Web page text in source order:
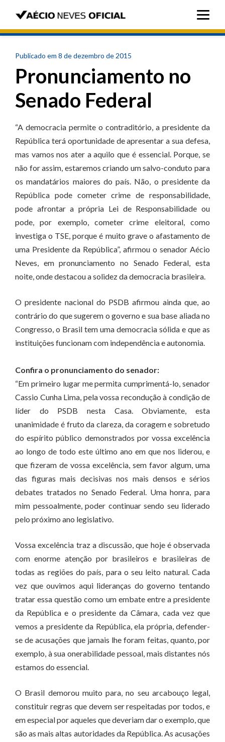
Publicado em 8 de dezembro de 2015
Pronunciamento no
Senado Federal
“A democracia permite o contraditório, a presidente da
República terá oportunidade de apresentar a sua defesa,
mas vamos nos ater a aquilo que é essencial. Porque, se
não for assim, estaremos criando um salvo-conduto para
os mandatários maiores do país. Não, o presidente da
República pode cometer crime de responsabilidade,
pode afrontar a própria Lei de Responsabilidade ou
pode, por exemplo, cometer crime eleitoral, como
investiga o TSE, porque é muito grave o afastamento de
uma Presidente da República”, afirmou o senador Aécio
Neves, em pronunciamento no Senado Federal, esta
noite, onde destacou a solidez da democracia brasileira.
O presidente nacional do PSDB afirmou ainda que, ao
contrário do que sugerem o governo e sua base aliada no
Congresso, o Brasil tem uma democracia sólida e que as
instituições funcionam com independência e autonomia.
Confira o pronunciamento do senador:
“Em primeiro lugar me permita cumprimentá-lo, senador
Cassio Cunha Lima, pela vossa recondução à condição de
líder do PSDB nesta Casa. Obviamente, esta
unanimidade é fruto da clareza, da coragem e sobretudo
do espírito público demonstrados por vossa excelência
ao longo de todo este último ano em que nos liderou, e
que fizeram de vossa excelência, sem favor algum, uma
das figuras mais decisivas nos mais densos e sérios
debates tratados no Senado Federal. Uma honra, para
mim pessoalmente, poder continuar sendo seu liderado
pelo próximo ano legislativo.
Vossa excelência traz a discussão, que hoje é observada
com enorme atenção por brasileiros e brasileiras de
todas as regiões do país, para o seu leito natural. Cada
vez que ouvimos aqui lideranças do governo tentando
tratar essa questão como um embate entre a presidente
da República e o presidente da Câmara, cada vez que
vemos a presidente da República, ela própria, defender-
se de acusações que jamais lhe foram feitas, quanto, por
exemplo, à sua onerabilidade pessoal, mais distantes nós
estamos do essencial.
O Brasil demorou muito para, no seu arcabouço legal,
constituir regras que devem ser respeitadas por todos, e
em especial por aqueles que deveriam dar o exemplo, que
são as mais altas autoridades da República. As acusações